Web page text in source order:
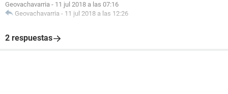
Geovachavarria - 11 jul 2018 a las 07:16
Geovachavarria - 11 jul 2018 a las 12:26
2 respuestas